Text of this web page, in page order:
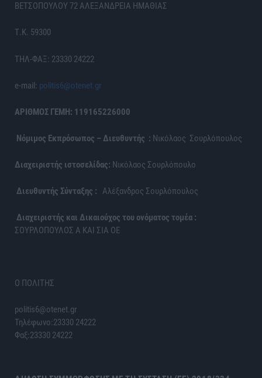
ΒΕΤΣΟΠΟΥΛΟΥ 72 ΑΛΕΞΑΝΔΡΕΙΑ ΗΜΑΘΙΑΣ
Τ.Κ. 59300
ΤΗΛ-ΦΑΞ: 23330 24222
e-mail: politis6@otenet.gr
ΑΡΙΘΜΟΣ ΓΕΜΗ: 119165226000
Νόμιμος Εκπρόσωπος – Διευθυντής : Νικόλαος Σουρλόπουλος
Διαχειριστής ιστοσελίδας: Νικόλαος Σουρλόπουλο
Διευθυντής Σύνταξης : Αλέξανδρος Σουρλόπουλος
Διαχειριστής και Δικαιούχος του ονόματος τομέα :
ΣΟΥΡΛΟΠΟΥΛΟΣ Α ΚΑΙ ΣΙΑ ΟΕ
Ο ΠΟΛΙΤΗΣ
politis6@otenet.gr
Τηλέφωνο:23330 24222
Φαξ:23330 24222